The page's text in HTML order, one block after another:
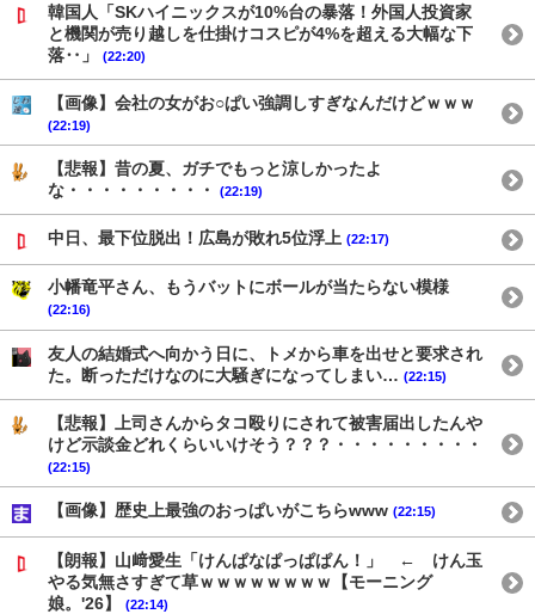
韓国人「SKハイニックスが10%台の暴落！外国人投資家
と機関が売り越しを仕掛けコスピが4%を超える大幅な下
落‥」
(22:20)
【画像】会社の女がお○ぱい強調しすぎなんだけどｗｗｗ
(22:19)
【悲報】昔の夏、ガチでもっと涼しかったよ
な・・・・・・・・・
(22:19)
中日、最下位脱出！広島が敗れ5位浮上 (22:17)
小幡竜平さん、もうバットにボールが当たらない模様
(22:16)
友人の結婚式へ向かう日に、トメから車を出せと要求され
た。断っただけなのに大騒ぎになってしまい… (22:15)
【悲報】上司さんからタコ殴りにされて被害届出したんや
けど示談金どれくらいいけそう？？？・・・・・・・・・
(22:15)
【画像】歴史上最強のおっぱいがこちらwww (22:15)
【朗報】山﨑愛生「けんぱなぱっぱぱん！」 ← けん玉
やる気無さすぎて草ｗｗｗｗｗｗｗｗ【モーニング
娘。'26】
(22:14)